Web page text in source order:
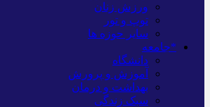
ورزش زنان
توپ و تور
سایر حوزه ها
*جامعه
دانشگاه
آموزش و پرورش
بهداشت و درمان
سبک زندگی